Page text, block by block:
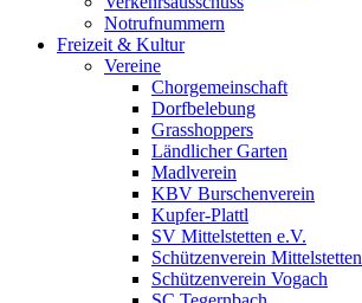
Notrufnummern
Freizeit & Kultur
Vereine
Chorgemeinschaft
Dorfbelebung
Grasshoppers
Ländlicher Garten
Madlverein
KBV Burschenverein
Kupfer-Plattl
SV Mittelstetten e.V.
Schützenverein Mittelstetten
Schützenverein Vogach